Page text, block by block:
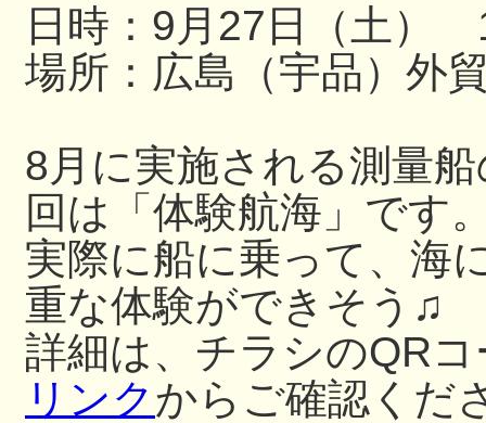
日時：9月27日（土）
場所：広島（宇品）外
8月に実施される測量
回は「体験航海」です
実際に船に乗って、海
重な体験ができそう♫
詳細は、チラシのQR
リンクからご確認くだ